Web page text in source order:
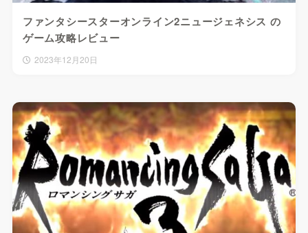
ファンタシースターオンライン2ニュージェネシス の
ゲーム攻略レビュー
2023年12月20日